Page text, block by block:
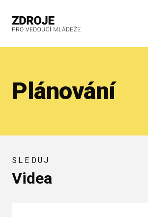
Plánování
SLEDUJ
Videa